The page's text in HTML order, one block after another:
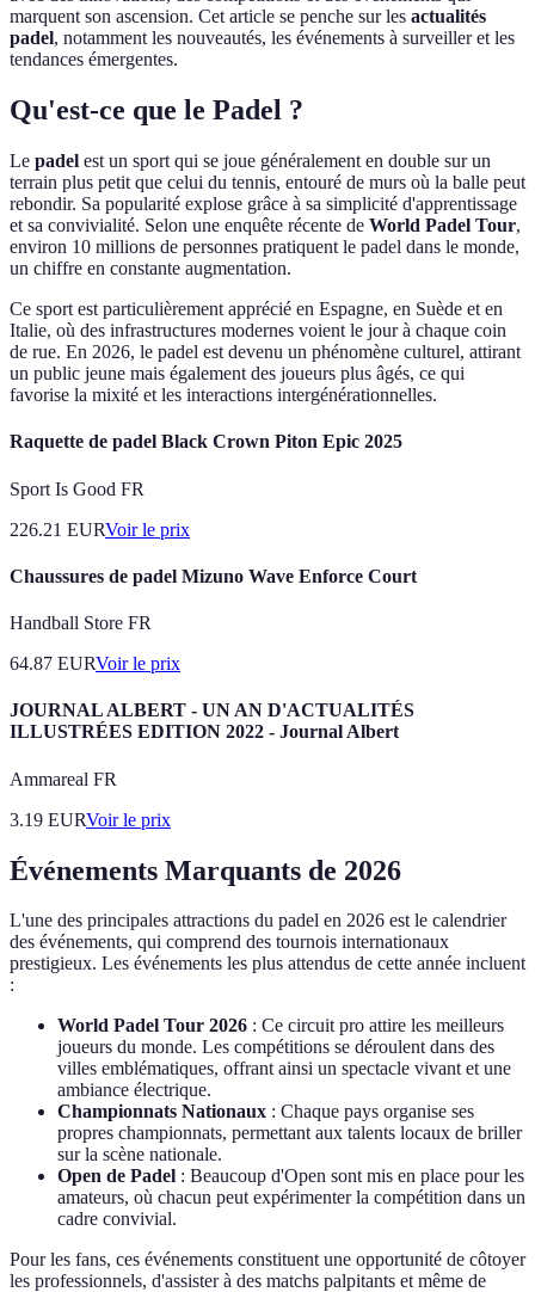
marquent son ascension. Cet article se penche sur les actualités
padel, notamment les nouveautés, les événements à surveiller et les
tendances émergentes.
Qu'est-ce que le Padel ?
Le padel est un sport qui se joue généralement en double sur un
terrain plus petit que celui du tennis, entouré de murs où la balle peut
rebondir. Sa popularité explose grâce à sa simplicité d'apprentissage
et sa convivialité. Selon une enquête récente de World Padel Tour,
environ 10 millions de personnes pratiquent le padel dans le monde,
un chiffre en constante augmentation.
Ce sport est particulièrement apprécié en Espagne, en Suède et en
Italie, où des infrastructures modernes voient le jour à chaque coin
de rue. En 2026, le padel est devenu un phénomène culturel, attirant
un public jeune mais également des joueurs plus âgés, ce qui
favorise la mixité et les interactions intergénérationnelles.
Raquette de padel Black Crown Piton Epic 2025
Sport Is Good FR
226.21 EURVoir le prix
Chaussures de padel Mizuno Wave Enforce Court
Handball Store FR
64.87 EURVoir le prix
JOURNAL ALBERT - UN AN D'ACTUALITÉS
ILLUSTRÉES EDITION 2022 - Journal Albert
Ammareal FR
3.19 EURVoir le prix
Événements Marquants de 2026
L'une des principales attractions du padel en 2026 est le calendrier
des événements, qui comprend des tournois internationaux
prestigieux. Les événements les plus attendus de cette année incluent
:
World Padel Tour 2026 : Ce circuit pro attire les meilleurs
joueurs du monde. Les compétitions se déroulent dans des
villes emblématiques, offrant ainsi un spectacle vivant et une
ambiance électrique.
Championnats Nationaux : Chaque pays organise ses
propres championnats, permettant aux talents locaux de briller
sur la scène nationale.
Open de Padel : Beaucoup d'Open sont mis en place pour les
amateurs, où chacun peut expérimenter la compétition dans un
cadre convivial.
Pour les fans, ces événements constituent une opportunité de côtoyer
les professionnels, d'assister à des matchs palpitants et même de